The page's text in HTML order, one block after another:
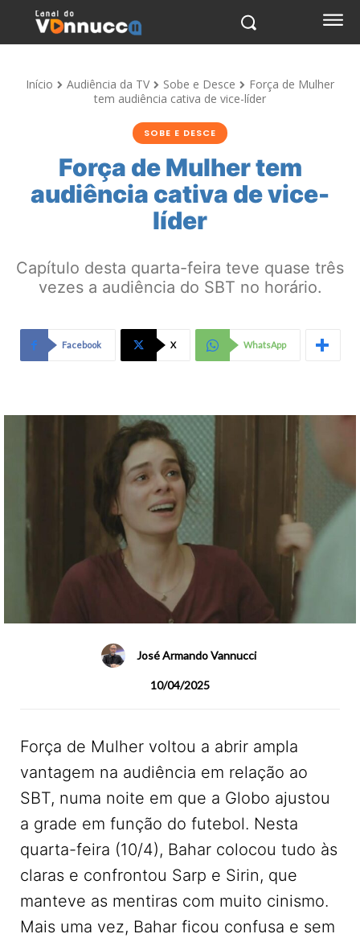
Início Audiência da TV Sobe e Desce
Força de Mulher
tem audiência cativa de vice-líder
SOBE E DESCE
Força de Mulher tem
audiência cativa de vice-
líder
Capítulo desta quarta-feira teve quase três
vezes a audiência do SBT no horário.
Facebook X WhatsApp
José Armando Vannucci
10/04/2025
Força de Mulher voltou a abrir ampla
vantagem na audiência em relação ao
SBT, numa noite em que a Globo ajustou
a grade em função do futebol. Nesta
quarta-feira (10/4), Bahar colocou tudo às
claras e confrontou Sarp e Sirin, que
manteve as mentiras com muito cinismo.
Mais uma vez, Bahar ficou confusa e sem